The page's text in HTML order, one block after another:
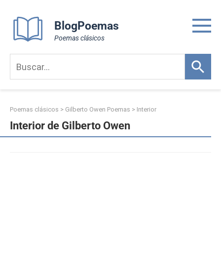
content
BlogPoemas
Poemas clásicos
Poemas clásicos > Gilberto Owen Poemas > Interior
Interior de Gilberto Owen